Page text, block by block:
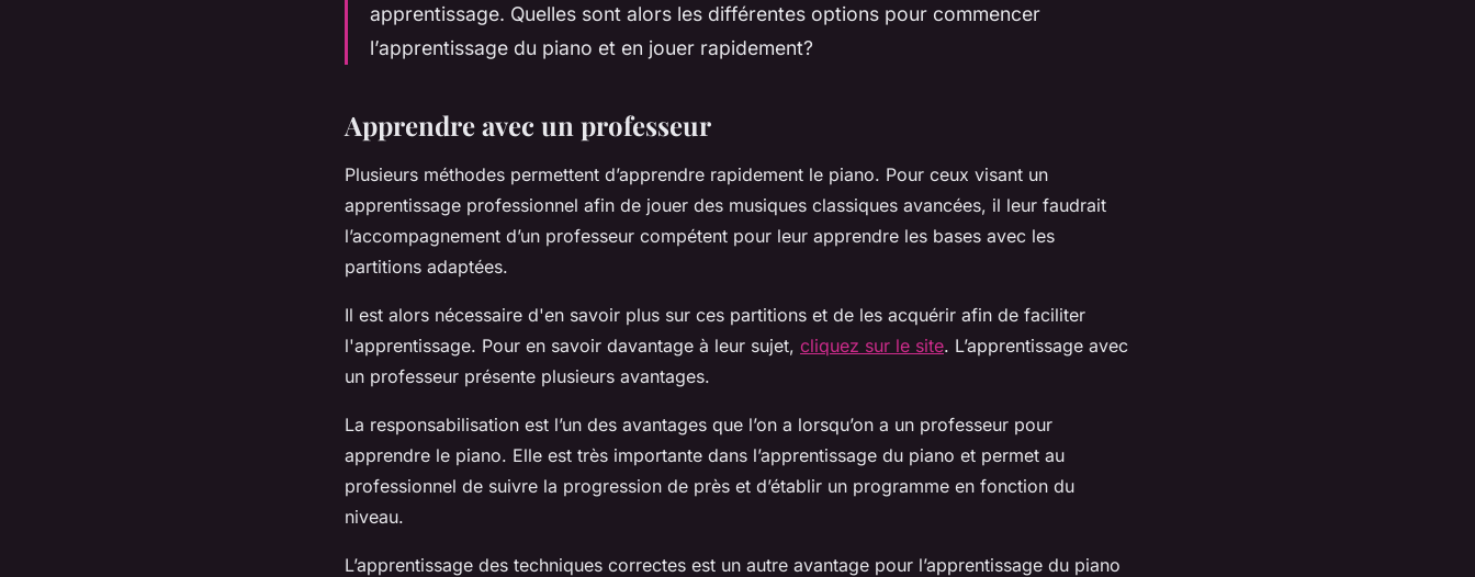
apprentissage. Quelles sont alors les différentes options pour commencer
l’apprentissage du piano et en jouer rapidement?
Apprendre avec un professeur
Plusieurs méthodes permettent d’apprendre rapidement le piano. Pour ceux visant un
apprentissage professionnel afin de jouer des musiques classiques avancées, il leur faudrait
l’accompagnement d’un professeur compétent pour leur apprendre les bases avec les
partitions adaptées.
Il est alors nécessaire d'en savoir plus sur ces partitions et de les acquérir afin de faciliter
l'apprentissage. Pour en savoir davantage à leur sujet, cliquez sur le site. L’apprentissage avec
un professeur présente plusieurs avantages.
La responsabilisation est l’un des avantages que l’on a lorsqu’on a un professeur pour
apprendre le piano. Elle est très importante dans l’apprentissage du piano et permet au
professionnel de suivre la progression de près et d’établir un programme en fonction du
niveau.
L’apprentissage des techniques correctes est un autre avantage pour l’apprentissage du piano